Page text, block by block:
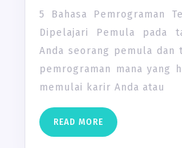
5 Bahasa Pemrograman
Dipelajari Pemula pada
Anda seorang pemula dan
pemrograman mana yang
memulai karir Anda atau
READ MORE READ
MORE